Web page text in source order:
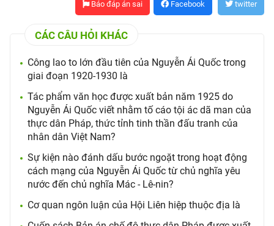
Báo đáp án sai Facebook twitter
CÁC CÂU HỎI KHÁC
Công lao to lớn đầu tiên của Nguyễn Ái Quốc trong
giai đoạn 1920-1930 là
Tác phẩm văn học được xuất bản năm 1925 do
Nguyễn Ái Quốc viết nhằm tố cáo tội ác dã man của
thực dân Pháp, thức tỉnh tinh thần đấu tranh của
nhân dân Việt Nam?
Sự kiện nào đánh dấu bước ngoặt trong hoạt động
cách mạng của Nguyễn Ái Quốc từ chủ nghĩa yêu
nước đến chủ nghĩa Mác - Lê-nin?
Cơ quan ngôn luận của Hội Liên hiệp thuộc địa là